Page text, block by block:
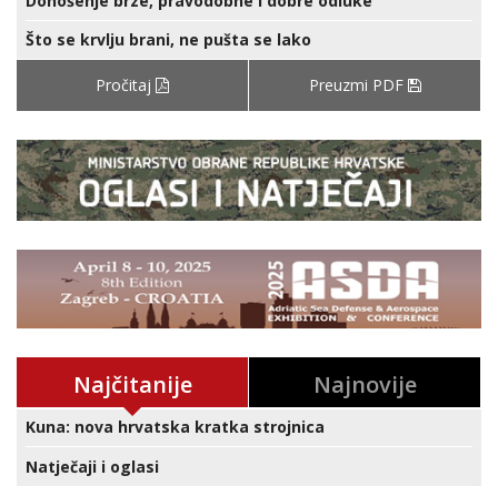
Što se krvlju brani, ne pušta se lako
Pročitaj Preuzmi PDF
Najčitanije Najnovije
Kuna: nova hrvatska kratka strojnica
Natječaji i oglasi